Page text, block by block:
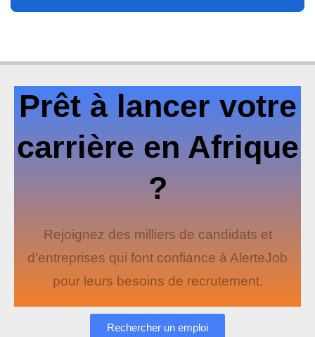
Prêt à lancer votre
carrière en Afrique
?
Rejoignez des milliers de candidats et
d’entreprises qui font confiance à AlerteJob
pour leurs besoins de recrutement.
Rechercher un emploi